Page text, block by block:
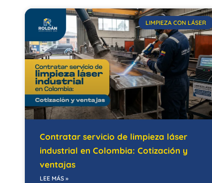
LIMPIEZA CON LÁSER
Contratar servicio de limpieza láser
industrial en Colombia: Cotización y
ventajas
LEE MÁS »